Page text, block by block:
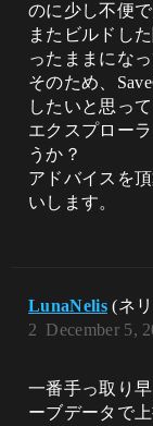
のに少し不便
またビルドし
ったままにな
そのため、
したいと思っ
エクスプロー
うか？
アドバイスを
いします。
LunaNelis (ネ
December 5,
2
一番手っ取り
ーブデータで